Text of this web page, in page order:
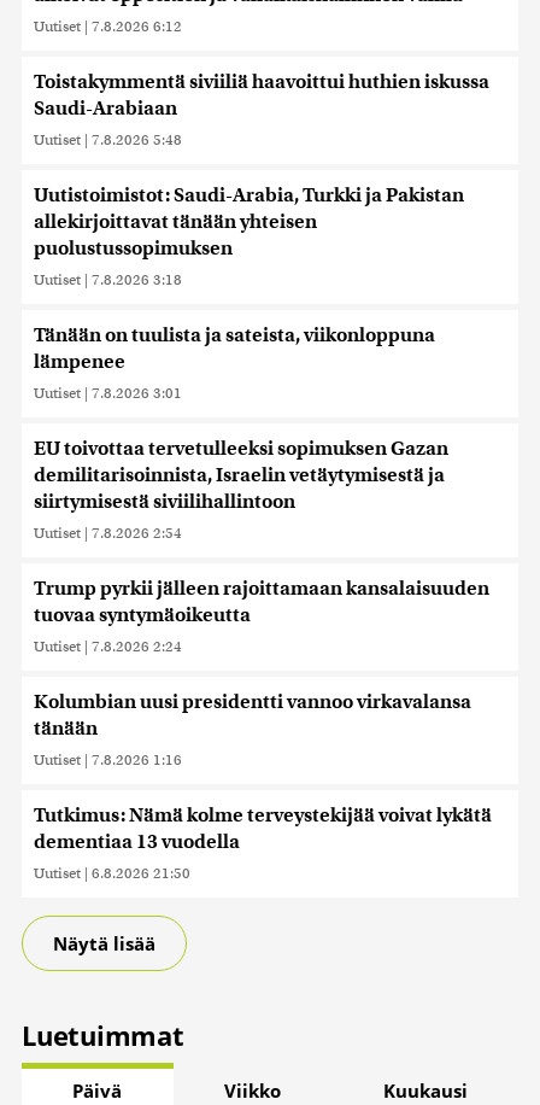
Uutiset | 7.8.2026 6:12
Toistakymmentä siviiliä haavoittui huthien iskussa
Saudi-Arabiaan
Uutiset | 7.8.2026 5:48
Uutistoimistot: Saudi-Arabia, Turkki ja Pakistan
allekirjoittavat tänään yhteisen
puolustussopimuksen
Uutiset | 7.8.2026 3:18
Tänään on tuulista ja sateista, viikonloppuna
lämpenee
Uutiset | 7.8.2026 3:01
EU toivottaa tervetulleeksi sopimuksen Gazan
demilitarisoinnista, Israelin vetäytymisestä ja
siirtymisestä siviilihallintoon
Uutiset | 7.8.2026 2:54
Trump pyrkii jälleen rajoittamaan kansalaisuuden
tuovaa syntymäoikeutta
Uutiset | 7.8.2026 2:24
Kolumbian uusi presidentti vannoo virkavalansa
tänään
Uutiset | 7.8.2026 1:16
Tutkimus: Nämä kolme terveystekijää voivat lykätä
dementiaa 13 vuodella
Uutiset | 6.8.2026 21:50
Näytä lisää
Luetuimmat
Päivä Viikko Kuukausi